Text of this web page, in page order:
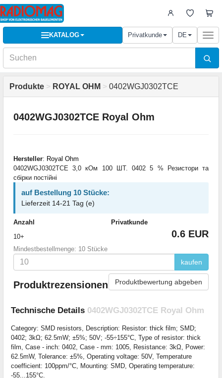
KATALOG Privatkunde DE
Produkte > ROYAL OHM > 0402WGJ0302TCE
0402WGJ0302TCE Royal Ohm
Hersteller: Royal Ohm
0402WGJ0302TCE 3,0 кОм 100 ШТ. 0402 5 % Резистори та
cбірки постійні
auf Bestellung 10 Stücke:
Lieferzeit 14-21 Tag (e)
Anzahl
Privatkunde
10+
0.6 EUR
Mindestbestellmenge: 10 Stücke
kaufen
Produktrezensionen Produktbewertung abgeben
Technische Details 0402WGJ0302TCE Royal Ohm
Category: SMD resistors, Description: Resistor: thick film; SMD;
0402; 3kΩ; 62.5mW; ±5%; 50V; -55÷155°C, Type of resistor: thick
film, Case - inch: 0402, Case - mm: 1005, Resistance: 3kΩ, Power:
62.5mW, Tolerance: ±5%, Operating voltage: 50V, Temperature
coefficient: 100ppm/°C, Mounting: SMD, Operating temperature:
-55...155°C.